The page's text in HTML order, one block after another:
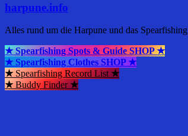
harpune.info
Alles rund um die Harpune und das Spearfishing
★ Spearfishing Spots & Guide SHOP ★
★ Spearfishing Clothes SHOP ★
★Spearfishing Record List★
★Buddy Finder★